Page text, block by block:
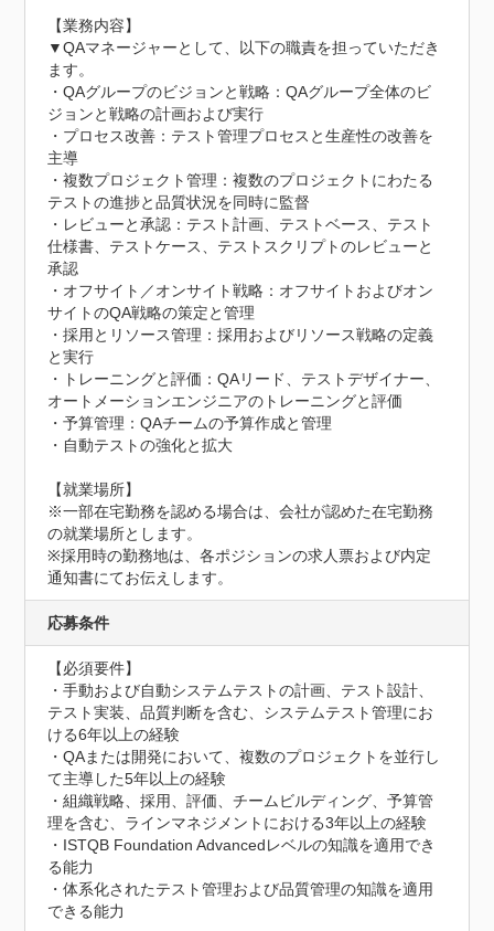
【業務内容】
▼QAマネージャーとして、以下の職責を担っていただき
ます。
・QAグループのビジョンと戦略：QAグループ全体のビ
ジョンと戦略の計画および実行
・プロセス改善：テスト管理プロセスと生産性の改善を
主導
・複数プロジェクト管理：複数のプロジェクトにわたる
テストの進捗と品質状況を同時に監督
・レビューと承認：テスト計画、テストベース、テスト
仕様書、テストケース、テストスクリプトのレビューと
承認
・オフサイト／オンサイト戦略：オフサイトおよびオン
サイトのQA戦略の策定と管理
・採用とリソース管理：採用およびリソース戦略の定義
と実行
・トレーニングと評価：QAリード、テストデザイナー、
オートメーションエンジニアのトレーニングと評価
・予算管理：QAチームの予算作成と管理
・自動テストの強化と拡大
【就業場所】
※一部在宅勤務を認める場合は、会社が認めた在宅勤務
の就業場所とします。
※採用時の勤務地は、各ポジションの求人票および内定
通知書にてお伝えします。
応募条件
【必須要件】
・手動および自動システムテストの計画、テスト設計、
テスト実装、品質判断を含む、システムテスト管理にお
ける6年以上の経験
・QAまたは開発において、複数のプロジェクトを並行し
て主導した5年以上の経験
・組織戦略、採用、評価、チームビルディング、予算管
理を含む、ラインマネジメントにおける3年以上の経験
・ISTQB Foundation Advancedレベルの知識を適用でき
る能力
・体系化されたテスト管理および品質管理の知識を適用
できる能力